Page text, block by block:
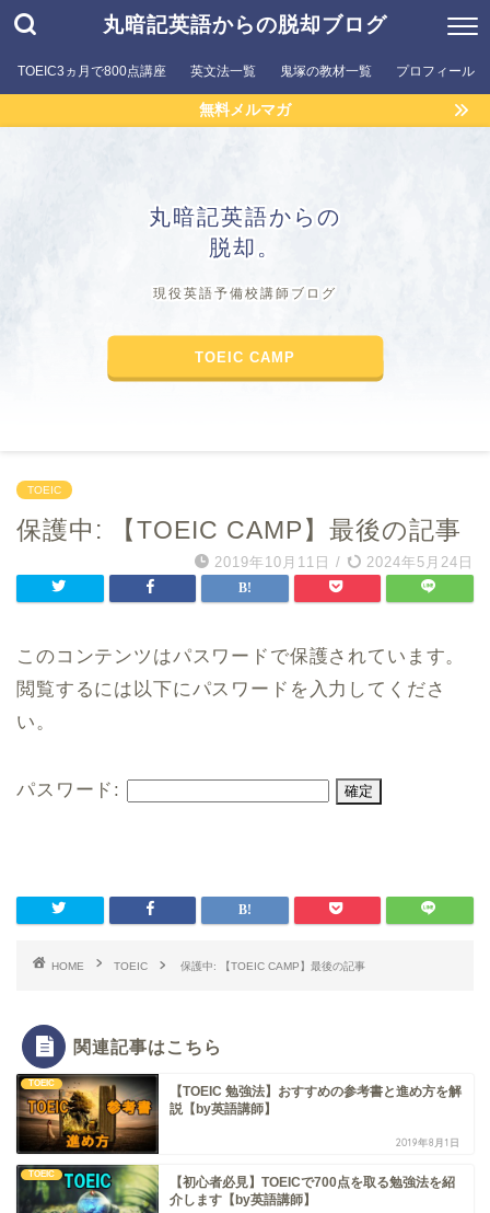
丸暗記英語からの脱却ブログ
TOEIC3ヵ月で800点講座 英文法一覧 鬼塚の教材一覧 プロフィール
無料メルマガ
丸暗記英語からの
脱却。
現役英語予備校講師ブログ
TOEIC CAMP
TOEIC
保護中: 【TOEIC CAMP】最後の記事
2019年10月11日 / 2024年5月24日
このコンテンツはパスワードで保護されています。
閲覧するには以下にパスワードを入力してくださ
い。
パスワード:
HOME TOEIC 保護中: 【TOEIC CAMP】最後の記事
関連記事はこちら
TOEIC
【TOEIC 勉強法】おすすめの参考書と進め方を解
説【by英語講師】
2019年8月1日
TOEIC
【初心者必見】TOEICで700点を取る勉強法を紹
介します【by英語講師】